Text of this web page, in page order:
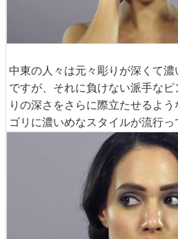
中東の人々は元々彫りが深くて
ですが、それに負けない派手な
りの深さをさらに際立たせるよ
ゴリに濃いめなスタイルが流行っ